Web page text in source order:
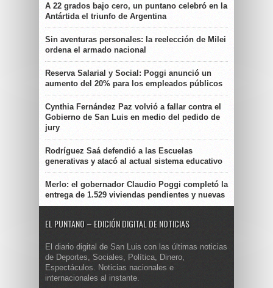
A 22 grados bajo cero, un puntano celebró en la
Antártida el triunfo de Argentina
Sin aventuras personales: la reelección de Milei
ordena el armado nacional
Reserva Salarial y Social: Poggi anunció un
aumento del 20% para los empleados públicos
Cynthia Fernández Paz volvió a fallar contra el
Gobierno de San Luis en medio del pedido de
jury
Rodríguez Saá defendió a las Escuelas
generativas y atacó al actual sistema educativo
Merlo: el gobernador Claudio Poggi completó la
entrega de 1.529 viviendas pendientes y nuevas
EL PUNTANO – EDICIÓN DIGITAL DE NOTICIAS
El diario digital de San Luis con las últimas noticias
de Deportes, Sociales, Política, Dinero,
Espectáculos. Noticias nacionales e
internacionales al instante.